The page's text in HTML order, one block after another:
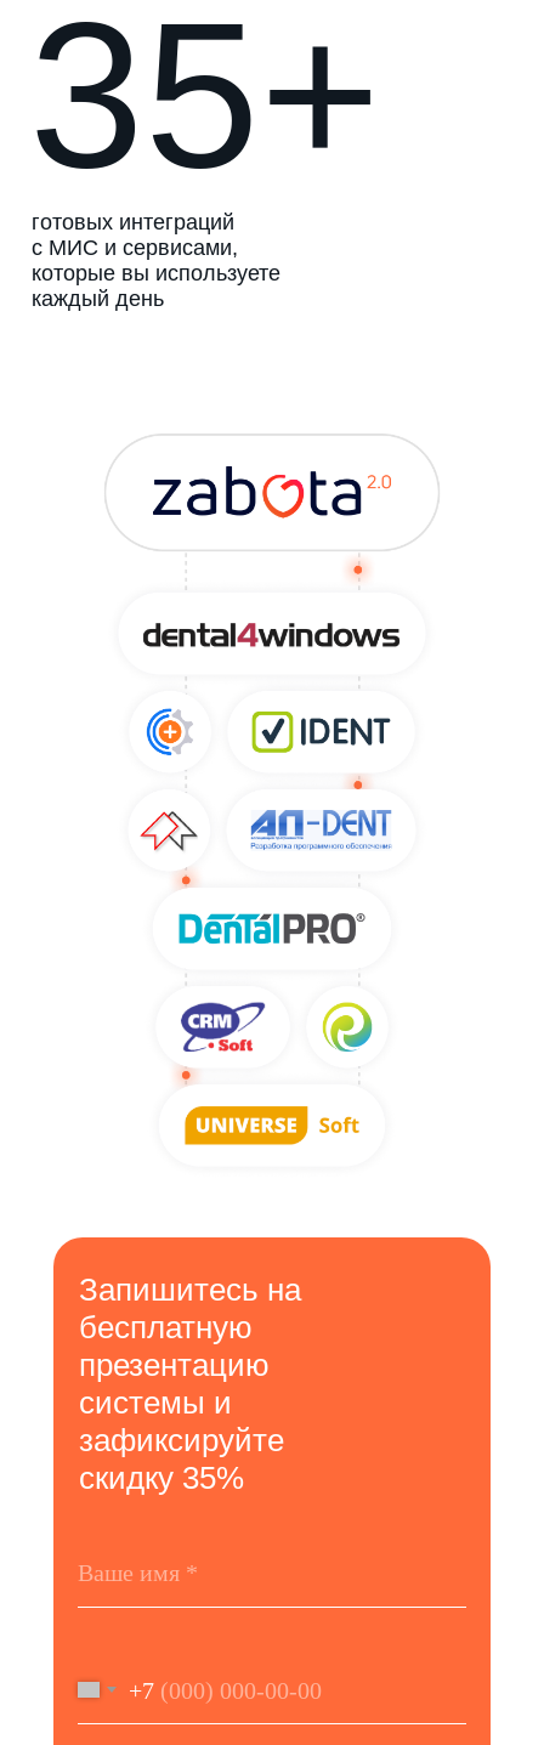
35+
готовых интеграций
с МИС и сервисами,
которые вы используете
каждый день
Запишитесь на
бесплатную
презентацию
системы и
зафиксируйте
скидку 35%
+7